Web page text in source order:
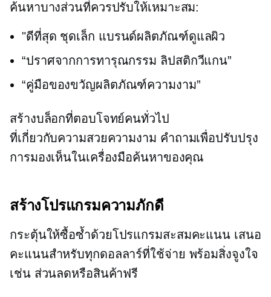
ค้นหาบางส่วนที่ควรปรับให้เหมาะสม:
"ดีที่สุด ชุดเล็ก แบรนด์ผลิตภัณฑ์ดูแลผิว
“ปราศจากการทารุณกรรม ลิปสติกวีแกน”
“คู่มือของขวัญผลิตภัณฑ์ความงาม”
สร้างบล็อกที่ตอบโจทย์คนทั่วไป
ที่เกี่ยวกับความสวยความงาม คำถามเพื่อปรับปรุง
การมองเห็นในเครื่องมือค้นหาของคุณ
สร้างโปรแกรมความภักดี
กระตุ้นให้ซื้อซ้ำด้วยโปรแกรมสะสมคะแนน เสนอ
คะแนนสำหรับทุกดอลลาร์ที่ใช้จ่าย พร้อมสิ่งจูงใจ
เช่น ส่วนลดหรือสินค้าฟรี